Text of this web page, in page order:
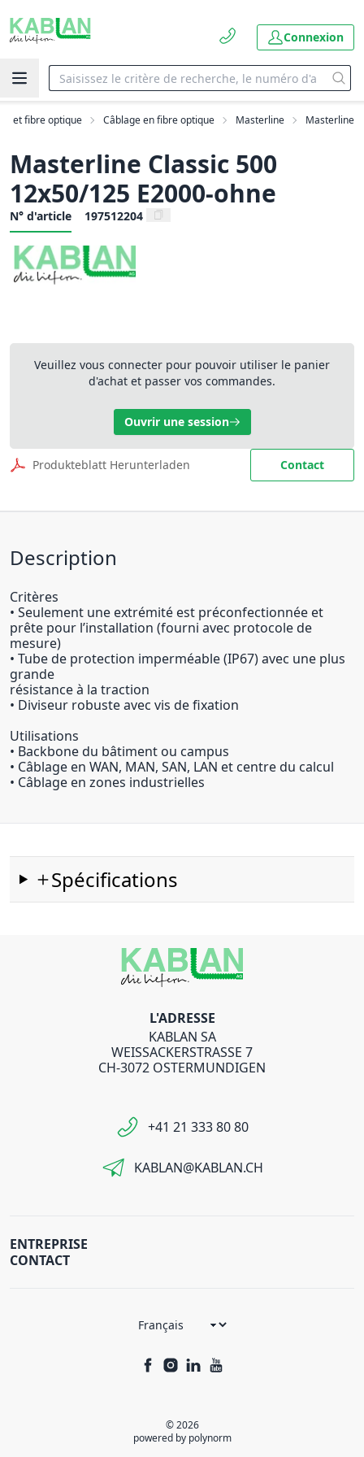
Connexion
et fibre optique Câblage en fibre optique Masterline Masterline
Masterline Classic 500
12x50/125 E2000-ohne
N° d'article 197512204
Veuillez vous connecter pour pouvoir utiliser le panier
d'achat et passer vos commandes.
Ouvrir une session
Produkteblatt Herunterladen Contact
Description
Critères
• Seulement une extrémité est préconfectionnée et
prête pour l’installation (fourni avec protocole de
mesure)
• Tube de protection imperméable (IP67) avec une plus
grande
résistance à la traction
• Diviseur robuste avec vis de fixation
Utilisations
• Backbone du bâtiment ou campus
• Câblage en WAN, MAN, SAN, LAN et centre du calcul
• Câblage en zones industrielles
Spécifications
L'ADRESSE
KABLAN SA
WEISSACKERSTRASSE 7
CH-3072 OSTERMUNDIGEN
+41 21 333 80 80
KABLAN@KABLAN.CH
ENTREPRISE
CONTACT
© 2026
powered by polynorm